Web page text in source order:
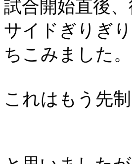
試合開始直後
サイドぎりぎ
ちこみました。
これはもう先